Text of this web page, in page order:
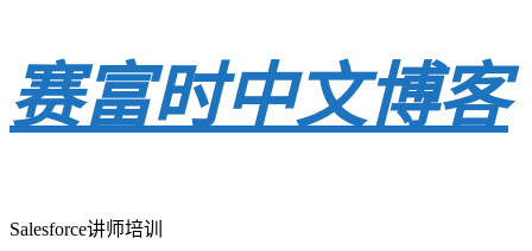
赛富时中文博客
Salesforce讲师培训